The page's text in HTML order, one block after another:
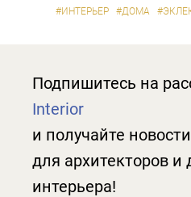
#ИНТЕРЬЕР #ДОМА
Подпишитесь на
Interior
и получайте
для архитекторов и
интерьера!